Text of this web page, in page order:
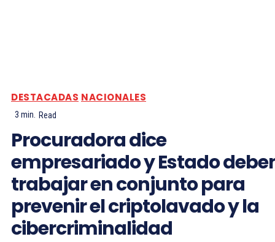
DESTACADAS NACIONALES
3 min. Read
Procuradora dice
empresariado y Estado
trabajar en conjunto para
prevenir el criptolavado y la
cibercriminalidad